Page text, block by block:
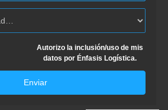
Autorizo la inclusión/uso de mis
datos por Énfasis Logística.
Enviar